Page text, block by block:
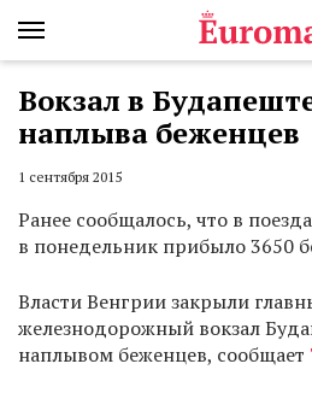
Вокзал в
наплыва беженцев
1 сентября 2015
Ранее сообщалось, что в
в понедельник прибыло 3650
Власти Венгрии закрыли
железнодорожный вокзал
наплывом беженцев, сообщает